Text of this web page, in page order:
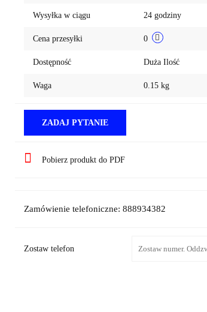
Wysyłka w ciągu 24 godziny
Cena przesyłki 0
Dostępność Duża Ilość
Waga 0.15 kg
ZADAJ PYTANIE
Pobierz produkt do PDF
Zamówienie telefoniczne: 888934382
Zostaw telefon